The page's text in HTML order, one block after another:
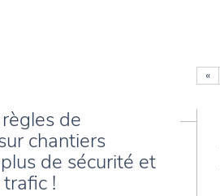
«
de
chantiers
de sécurité et
!